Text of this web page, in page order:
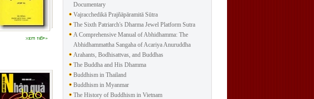
Documentary
Vajracchedikā Prajñāpāramitā Sūtra
The Sixth Patriarch's Dharma Jewel Platform Sutra
A Comprehensive Manual of Abhidhamma: The
Abhidhammattha Sangaha of Acariya Anuruddha
Arahants, Bodhisattvas, and Buddhas
The Buddha and His Dhamma
Buddhism in Thailand
Buddhism in Myanmar
The History of Buddhism in Vietnam